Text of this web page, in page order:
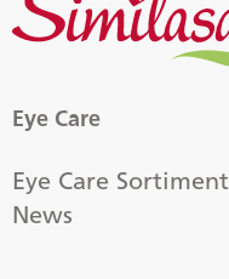
Eye Care
Eye Care Sortiment
News